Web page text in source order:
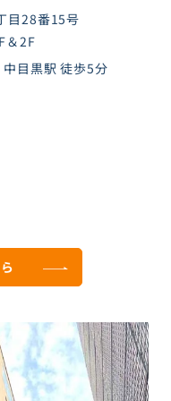
目28番15号
＆2F
目黒駅 徒歩5分